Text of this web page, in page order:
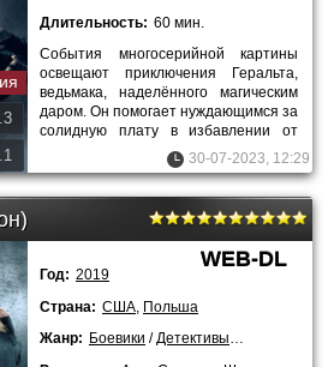
Длительность: 60 мин.
События многосерийной картины
освещают приключения Геральта,
ведьмака, наделённого магическим
даром. Он помогает нуждающимся за
солидную плату в избавлении от
сверхъестественных существ:30-07-2023, 12:29
WEB-DL
Год: 2019
Страна: США Польша
Жанр: Боевики /Детективы/Драмы